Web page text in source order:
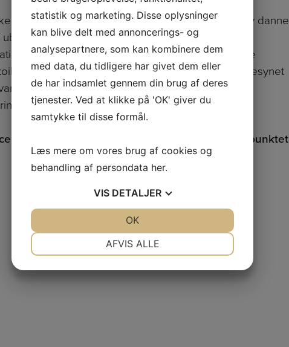
med elektrolyseret vand, som toilettet selv
ubegrænset adgang til varmt vand til vask
og manuel afkalkning for nem vedligeholdelse
der guider om natten uden at forstyrre nattesynet
og reducerer strømforbruget automatisk
af alle funktioner
samt miljø- og designpriser under menupunktet
statistik og marketing. Disse oplysninger
kan blive delt med annoncerings- og
analysepartnere, som kan kombinere dem
med data, du tidligere har givet dem eller
de har indsamlet gennem din brug af deres
tjenester. Ved at klikke på 'OK' giver du
samtykke til disse formål.
Læs mere om vores brug af cookies og
behandling af persondata her.
VIS DETALJER
AFVIS ALLE
OK